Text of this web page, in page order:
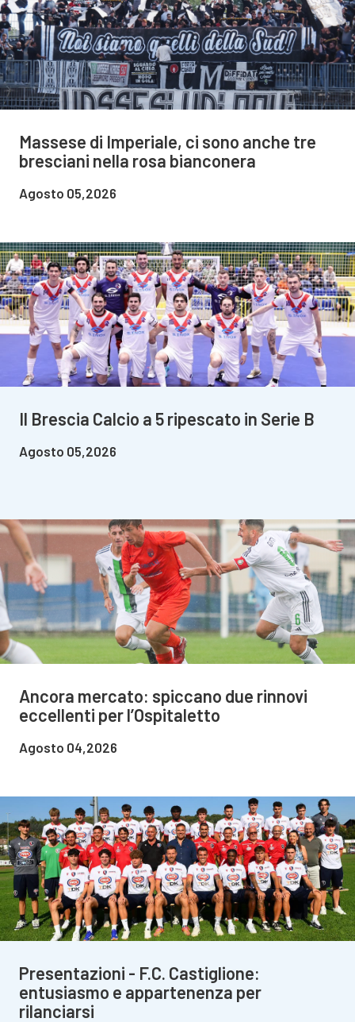
Massese di Imperiale, ci sono anche tre
bresciani nella rosa bianconera
Agosto 05,2026
Il Brescia Calcio a 5 ripescato in Serie B
Agosto 05,2026
Ancora mercato: spiccano due rinnovi
eccellenti per l’Ospitaletto
Agosto 04,2026
Presentazioni - F.C. Castiglione:
entusiasmo e appartenenza per
rilanciarsi